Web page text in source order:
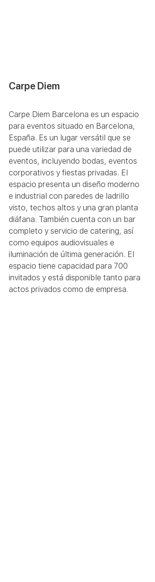
Carpe Diem
Carpe Diem Barcelona es un espacio
para eventos situado en Barcelona,
España. Es un lugar versátil que se
puede utilizar para una variedad de
eventos, incluyendo bodas, eventos
corporativos y fiestas privadas. El
espacio presenta un diseño moderno
e industrial con paredes de ladrillo
visto, techos altos y una gran planta
diáfana. También cuenta con un bar
completo y servicio de catering, así
como equipos audiovisuales e
iluminación de última generación. El
espacio tiene capacidad para 700
invitados y está disponible tanto para
actos privados como de empresa.